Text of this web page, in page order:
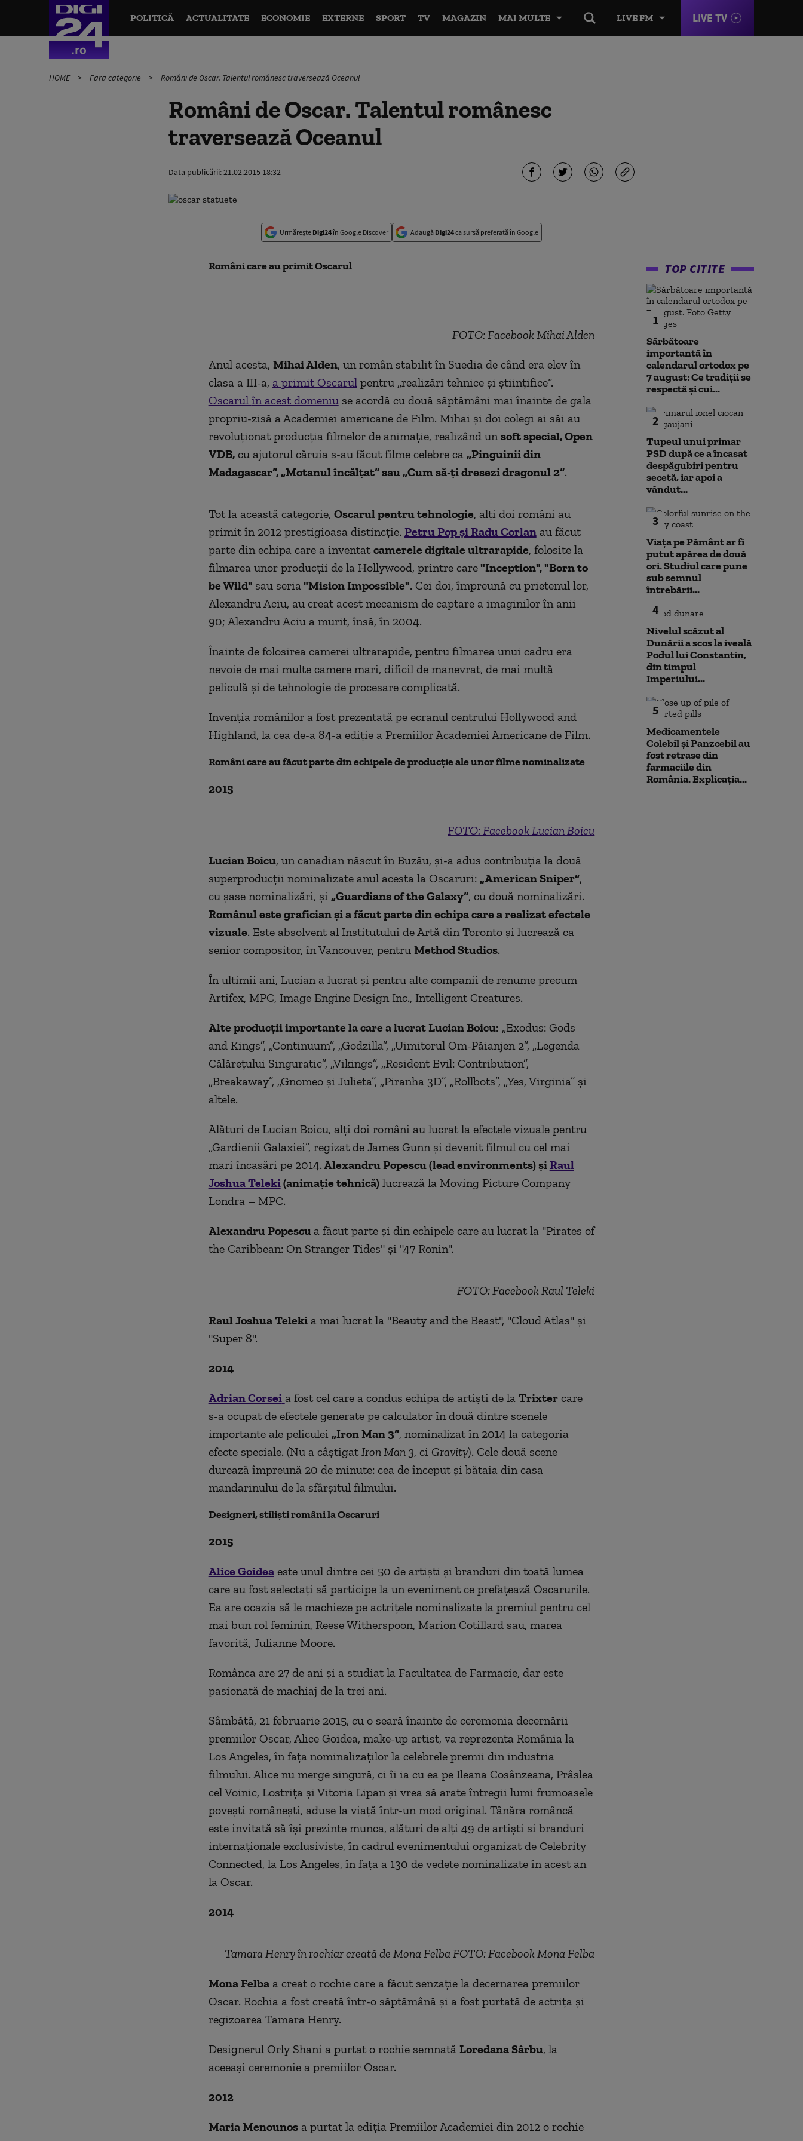
LIVE FM LIVE TV
POLITICĂ ACTUALITATE ECONOMIE EXTERNE SPORT TV MAGAZIN MAI MULTE
HOME Fara categorie Români de Oscar. Talentul românesc traversează Oceanul
Români de Oscar. Talentul românesc
traversează Oceanul
Data publicării:21.02.2015 18:32
Urmărește Digi24în Google Discover Adaugă Digi24ca sursă preferată în Google
Români care au primit Oscarul
FOTO: Facebook Mihai Alden
Anul acesta, Mihai Alden, un român stabilit în Suedia de când era elev în
clasa a III-a, a primit Oscarulpentru „realizări tehnice şi ştiinţifice“.
Oscarul în acest domeniuse acordă cu două săptămâni mai înainte de gala
propriu-zisă a Academiei americane de Film. Mihai şi doi colegi ai săi au
revoluţionat producţia filmelor de animaţie, realizând unsoftspecial, Open
VDB,cu ajutorul căruia s-au făcut filme celebre ca „Pinguinii din
Madagascar“, „Motanul încălţat“ sau „Cum să-ţi dresezi dragonul 2“.
Tot la această categorie, Oscarul pentru tehnologie, alți doi români au
primit în 2012 prestigioasa distincție. Petru Pop şi Radu Corlanau făcut
parte din echipa care a inventat camerele digitale ultrarapide, folosite la
filmarea unor producţii de la Hollywood, printre care"Inception", "Born to
be Wild" sau seria"Mision Impossible". Cei doi, împreună cu prietenul lor,
Alexandru Aciu, au creat acest mecanism de captare a imaginilor în anii
90; Alexandru Aciu a murit, însă, în 2004.
Înainte de folosirea camerei ultrarapide, pentru filmarea unui cadru era
nevoie de mai multe camere mari, dificil de manevrat, de mai multă
peliculă şi de tehnologie de procesare complicată.
Invenţia românilor a fost prezentată pe ecranul centrului Hollywood and
Highland, la cea de-a 84-a ediţie a Premiilor Academiei Americane de Film.
Români care au făcut parte din echipele de producţie ale unor filme nominalizate
2015
FOTO: Facebook Lucian Boicu
Lucian Boicu, un canadian născut în Buzău, şi-a adus contribuţia la două
superproducţii nominalizate anul acesta la Oscaruri: „American Sniper“,
cu șasenominalizări, şi „Guardians of the Galaxy“, cu două nominalizări.
Românul este grafician şi a făcut parte din echipa care a realizat efectele
vizuale. Este absolvent al Institutului de Artă din Toronto și lucrează ca
senior compositor, în Vancouver, pentru Method Studios.
În ultimii ani, Lucian a lucrat şi pentru alte companii de renume precum
Artifex, MPC, Image Engine Design Inc., Intelligent Creatures.
Alte producţii importante la care a lucrat Lucian Boicu: „Exodus: Gods
and Kings”, „Continuum”, „Godzilla”, „Uimitorul Om-Păianjen 2”, „Legenda
Călăreţului Singuratic”, „Vikings”, „Resident Evil: Contribution”,
„Breakaway”, „Gnomeo şi Julieta”, „Piranha 3D”, „Rollbots”, „Yes, Virginia” şi
altele.
Alături de Lucian Boicu, alţi doi români au lucrat la efectele vizuale pentru
„Gardienii Galaxiei”, regizat de James Gunn şi devenit filmul cu cel mai
mari încasări pe 2014.Alexandru Popescu (lead environments) şiRaul
Joshua Teleki(animaţie tehnică)lucrează la Moving Picture Company
Londra – MPC.
AlexandruPopescu a făcut parte şi din echipele care au lucrat la "Pirates of
the Caribbean: On Stranger Tides" şi "47 Ronin".
FOTO: Facebook Raul Teleki
Raul Joshua Telekia mai lucrat la "Beauty and the Beast", "Cloud Atlas" şi
"Super 8".
2014
Adrian Corsei a fost cel care a condus echipa de artişti de la Trixtercare
s-a ocupat de efectele generate pe calculator în două dintre scenele
importante ale peliculei „Iron Man 3“, nominalizat în 2014 la categoria
efecte speciale. (Nu a câştigat Iron Man 3, ci Gravity). Cele două scene
durează împreună 20 de minute: cea de început şi bătaia din casa
mandarinului de la sfârşitul filmului.
Designeri, stilişti români la Oscaruri
2015
Alice Goideaeste unul dintre cei 50 de artişti şi branduri din toată lumea
care au fost selectaţi să participe la un eveniment ce prefațează Oscarurile.
Ea are ocazia să le machieze pe actriţele nominalizate la premiul pentru cel
mai bun rol feminin, Reese Witherspoon, Marion Cotillard sau, marea
favorită, Julianne Moore.
Românca are 27 de ani și a studiat la Facultatea de Farmacie, dar este
pasionată de machiaj de la trei ani.
Sâmbătă, 21 februarie 2015, cu o seară înainte de ceremonia decernării
premiilor Oscar, Alice Goidea, make-up artist, va reprezenta România la
Los Angeles, în fața nominalizaților la celebrele premii din industria
filmului. Alice nu merge singură, ci îi ia cu ea pe Ileana Cosânzeana, Prâslea
cel Voinic, Lostrița și Vitoria Lipan și vrea să arate întregii lumi frumoasele
povești românești, aduse la viață într-un mod original. Tânăra româncă
este invitată să își prezinte munca, alături de alți 49 de artiști si branduri
internaționale exclusiviste, în cadrul evenimentului organizat de Celebrity
Connected, la Los Angeles, în fața a 130 de vedete nominalizate în acest an
la Oscar.
2014
Tamara Henry în rochiar creată de Mona Felba FOTO: Facebook Mona Felba
Mona Felbaa creat o rochie care a făcut senzaţie la decernarea premiilor
Oscar. Rochia a fost creată într-o săptămână și afost purtată de actriţa şi
regizoarea Tamara Henry.
Designerul Orly Shani a purtat o rochie semnată Loredana Sârbu, la
aceeaşi ceremonie a premiilor Oscar.
2012
Maria Menounosa purtat la ediţia Premiilor Academiei din 2012 o rochie
TOP CITITE
1
Sărbătoare
importantă în
calendarul ortodox pe
7 august: Ce tradiții se
respectă și cui...
2
Tupeul unui primar
PSD după ce a încasat
despăgubiri pentru
secetă, iar apoi a
vândut...
3
Viața pe Pământ ar fi
putut apărea de două
ori. Studiul care pune
sub semnul
întrebării...
4
Nivelul scăzut al
Dunării a scos la iveală
Podul lui Constantin,
din timpul
Imperiului...
5
Medicamentele
Colebil și Panzcebil au
fost retrase din
farmaciile din
România. Explicația...